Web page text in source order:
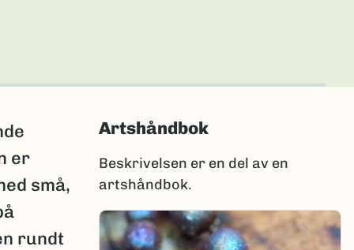
er
små,
rundt
Artshåndbok
Beskrivelsen er en del av en
artshåndbok.